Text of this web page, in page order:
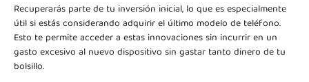
Recuperarás parte de tu inversión inicial, lo que es especialmente
útil si estás considerando adquirir el último modelo de teléfono.
Esto te permite acceder a estas innovaciones sin incurrir en un
gasto excesivo al nuevo dispositivo sin gastar tanto dinero de tu
bolsillo.